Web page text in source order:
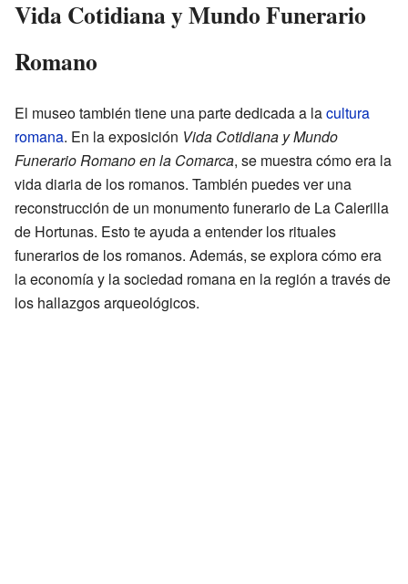
Vida Cotidiana y Mundo Funerario
Romano
El museo también tiene una parte dedicada a lacultura
romana. En la exposición Vida Cotidiana y Mundo
Funerario Romano en la Comarca, se muestra cómo era la
vida diaria de los romanos. También puedes ver una
reconstrucción de un monumento funerario de La Calerilla
de Hortunas. Esto te ayuda a entender los rituales
funerarios de los romanos. Además, se explora cómo era
la economía y la sociedad romana en la región a través de
los hallazgos arqueológicos.